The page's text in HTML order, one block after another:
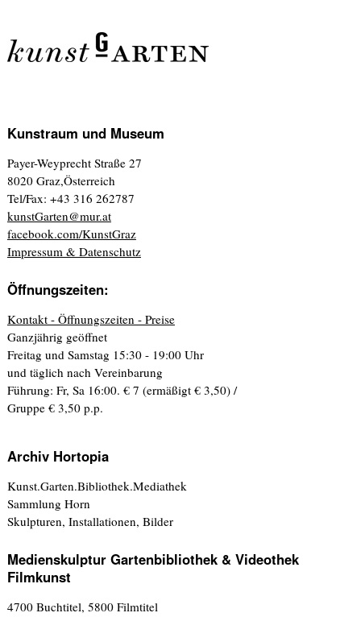
Kunstraum und Museum
Payer-Weyprecht Straße 27
8020 Graz,Österreich
Tel/Fax: +43 316 262787
kunstGarten@mur.at
facebook.com/KunstGraz
Impressum & Datenschutz
Öffnungszeiten:
Kontakt - Öffnungszeiten - Preise
Ganzjährig geöffnet
Freitag und Samstag 15:30 - 19:00 Uhr
und täglich nach Vereinbarung
Führung: Fr, Sa 16:00. € 7 (ermäßigt € 3,50) /
Gruppe € 3,50 p.p.
Archiv Hortopia
Kunst.Garten.Bibliothek.Mediathek
Sammlung Horn
Skulpturen, Installationen, Bilder
Medienskulptur Gartenbibliothek & Videothek
Filmkunst
4700 Buchtitel, 5800 Filmtitel